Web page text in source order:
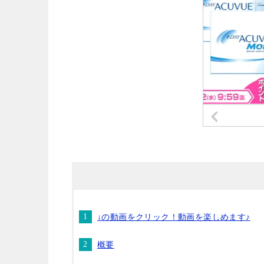
↓の動画をクリック！動画を楽しめます♪
概要